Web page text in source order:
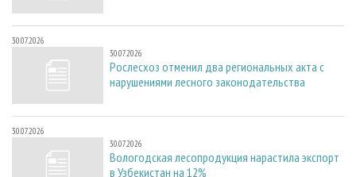
30.07.2026
30.07.2026
Рослесхоз отменил два региональных акта с
нарушениями лесного законодательства
30.07.2026
30.07.2026
Вологодская лесопродукция нарастила экспорт
в Узбекистан на 12%